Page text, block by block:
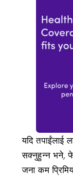
यदि तपाईंलाई
सक्नुहुन्न भने,
जना कम